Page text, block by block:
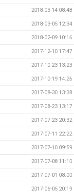
2018-03-14 08:48
2018-03-05 12:34
2018-02-09 10:16
2017-12-10 17:47
2017-10-23 13:23
2017-10-19 14:26
2017-08-30 13:38
2017-08-23 13:17
2017-07-23 20:32
2017-07-11 22:22
2017-07-10 09:59
2017-07-08 11:10
2017-07-01 08:00
2017-06-05 20:19